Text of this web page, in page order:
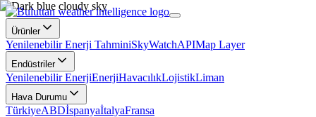
Ürünler
Yenilenebilir Enerji TahminiSkyWatchAPIMap Layer
Endüstriler
Yenilenebilir EnerjiEnerjiHavacılıkLojistikLiman
Hava Durumu
TürkiyeABDİspanyaİtalyaFransa